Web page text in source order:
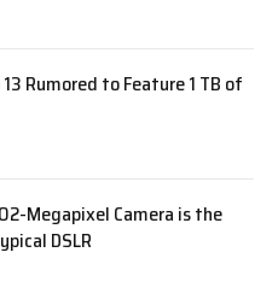
Rumored to Feature 1 TB of
Megapixel Camera is the
DSLR